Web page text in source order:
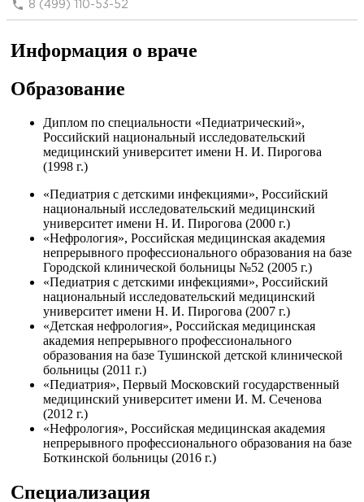
Информация о враче
Образование
Диплом по специальности «Педиатрический»,
Российский национальный исследовательский
медицинский университет имени Н. И. Пирогова
(1998 г.)
«Педиатрия с детскими инфекциями», Российский
национальный исследовательский медицинский
университет имени Н. И. Пирогова (2000 г.)
«Нефрология», Российская медицинская академия
непрерывного профессионального образования на базе
Городской клинической больницы №52 (2005 г.)
«Педиатрия с детскими инфекциями», Российский
национальный исследовательский медицинский
университет имени Н. И. Пирогова (2007 г.)
«Детская нефрология», Российская медицинская
академия непрерывного профессионального
образования на базе Тушинской детской клинической
больницы (2011 г.)
«Педиатрия», Первый Московский государственный
медицинский университет имени И. М. Сеченова
(2012 г.)
«Нефрология», Российская медицинская академия
непрерывного профессионального образования на базе
Боткинской больницы (2016 г.)
Специализация